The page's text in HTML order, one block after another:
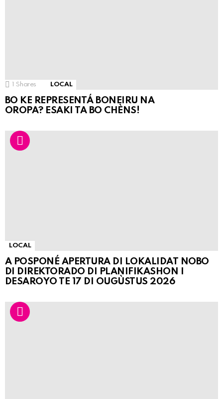
Shares LOCAL
BO KE REPRESENTÁ BONEIRU NA
OROPA? ESAKI TA BO CHÈNS!
LOCAL
A POSPONÉ APERTURA DI LOKALIDAT NOBO
DI DIREKTORADO DI PLANIFIKASHON I
DESAROYO TE 17 DI OUGÙSTUS 2026